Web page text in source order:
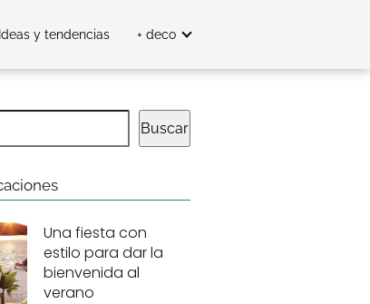
Ideas y tendencias + deco
Buscar
Una fiesta con
estilo para dar la
bienvenida al
verano